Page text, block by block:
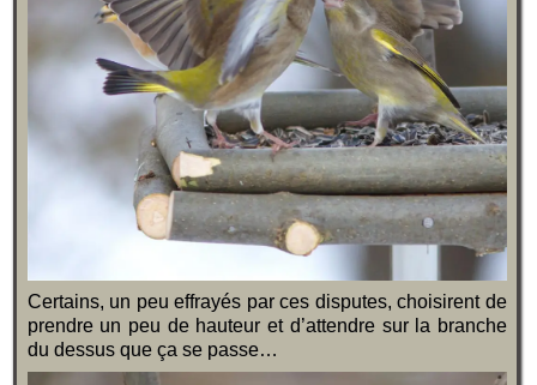
Certains, un peu effrayés par ces disputes, choisirent de
prendre un peu de hauteur et d’attendre sur la branche
du dessus que ça se passe…